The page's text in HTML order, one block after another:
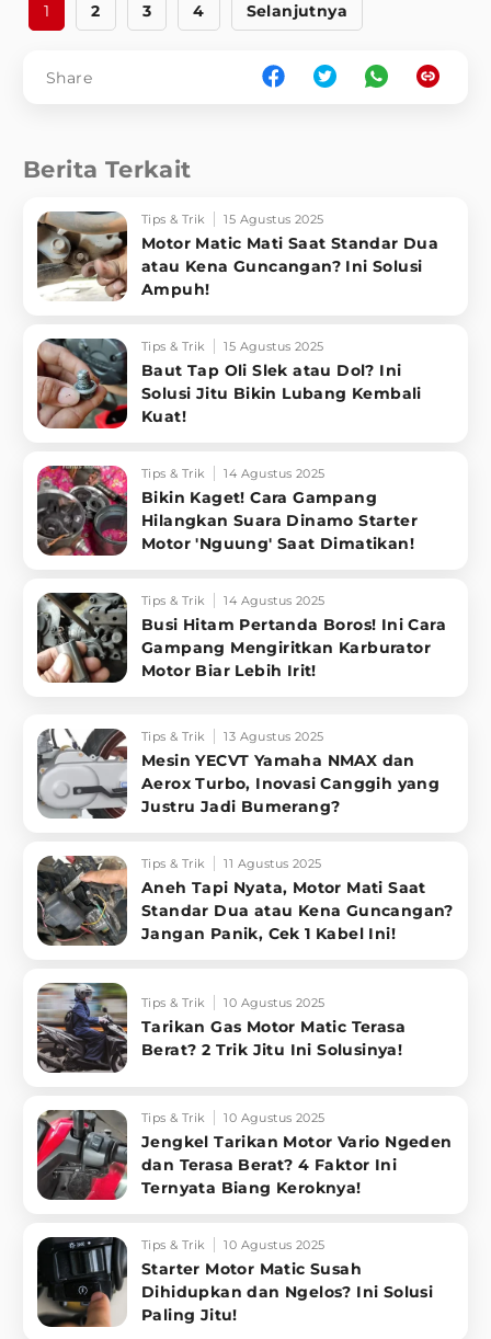
1 2 3 4 Selanjutnya
Share
Berita Terkait
Tips & Trik 15 Agustus 2025
Motor Matic Mati Saat Standar Dua
atau Kena Guncangan? Ini Solusi
Ampuh!
Tips & Trik 15 Agustus 2025
Baut Tap Oli Slek atau Dol? Ini
Solusi Jitu Bikin Lubang Kembali
Kuat!
Tips & Trik 14 Agustus 2025
Bikin Kaget! Cara Gampang
Hilangkan Suara Dinamo Starter
Motor 'Nguung' Saat Dimatikan!
Tips & Trik 14 Agustus 2025
Busi Hitam Pertanda Boros! Ini Cara
Gampang Mengiritkan Karburator
Motor Biar Lebih Irit!
Tips & Trik 13 Agustus 2025
Mesin YECVT Yamaha NMAX dan
Aerox Turbo, Inovasi Canggih yang
Justru Jadi Bumerang?
Tips & Trik 11 Agustus 2025
Aneh Tapi Nyata, Motor Mati Saat
Standar Dua atau Kena Guncangan?
Jangan Panik, Cek 1 Kabel Ini!
Tips & Trik 10 Agustus 2025
Tarikan Gas Motor Matic Terasa
Berat? 2 Trik Jitu Ini Solusinya!
Tips & Trik 10 Agustus 2025
Jengkel Tarikan Motor Vario Ngeden
dan Terasa Berat? 4 Faktor Ini
Ternyata Biang Keroknya!
Tips & Trik 10 Agustus 2025
Starter Motor Matic Susah
Dihidupkan dan Ngelos? Ini Solusi
Paling Jitu!